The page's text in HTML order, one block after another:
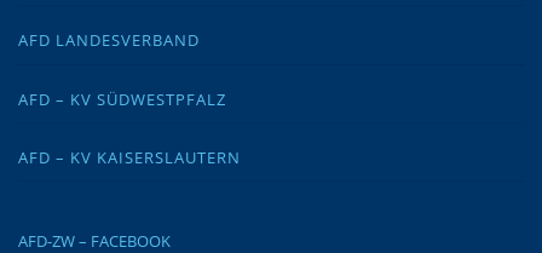
AFD LANDESVERBAND
AFD – KV SÜDWESTPFALZ
AFD – KV KAISERSLAUTERN
AFD-ZW – FACEBOOK